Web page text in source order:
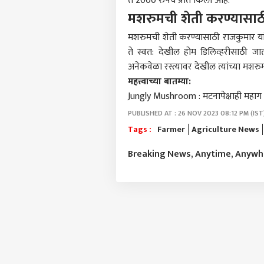
मशरुमची शेती
मशरुमची शेती करण्यासाठी राजकुमार
ते स्वत: देखील होम डिलिव्हरीसाठी
अनेकवेळा रस्त्यावर देखील त्यांच्या
महत्त्वाच्या बातम्या:
Jungly Mushroom : मटनापेक्षाही
PUBLISHED AT : 26 NOV 2023 08:12 PM
Tags : Farmer Agriculture News
Breaking News, Anytime,
आमच्यासोबत जाहिरात करा
प्रायव्हसी पॉलिसी
संपर्क साधा
करिअर
फीडबॅक
आमच्याबद्दल